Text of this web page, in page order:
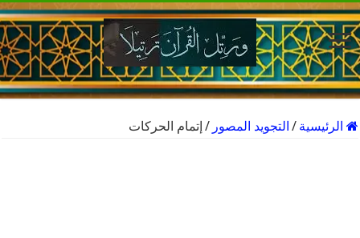
الرئيسية / التجويد المصور / إتمام الحركات